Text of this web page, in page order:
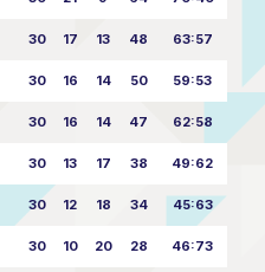
30 17 13 48 63:57
30 16 14 50 59:53
30 16 14 47 62:58
30 13 17 38 49:62
30 12 18 34 45:63
30 10 20 28 46:73